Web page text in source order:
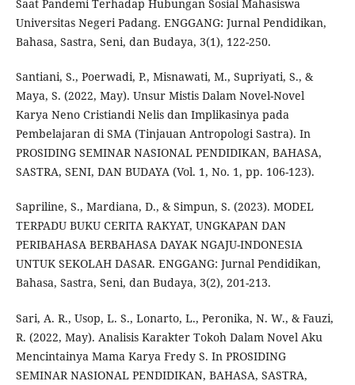
Saat Pandemi Terhadap Hubungan Sosial Mahasiswa
Universitas Negeri Padang. ENGGANG: Jurnal Pendidikan,
Bahasa, Sastra, Seni, dan Budaya, 3(1), 122-250.
Santiani, S., Poerwadi, P., Misnawati, M., Supriyati, S., &
Maya, S. (2022, May). Unsur Mistis Dalam Novel-Novel
Karya Neno Cristiandi Nelis dan Implikasinya pada
Pembelajaran di SMA (Tinjauan Antropologi Sastra). In
PROSIDING SEMINAR NASIONAL PENDIDIKAN, BAHASA,
SASTRA, SENI, DAN BUDAYA (Vol. 1, No. 1, pp. 106-123).
Sapriline, S., Mardiana, D., & Simpun, S. (2023). MODEL
TERPADU BUKU CERITA RAKYAT, UNGKAPAN DAN
PERIBAHASA BERBAHASA DAYAK NGAJU-INDONESIA
UNTUK SEKOLAH DASAR. ENGGANG: Jurnal Pendidikan,
Bahasa, Sastra, Seni, dan Budaya, 3(2), 201-213.
Sari, A. R., Usop, L. S., Lonarto, L., Peronika, N. W., & Fauzi,
R. (2022, May). Analisis Karakter Tokoh Dalam Novel Aku
Mencintainya Mama Karya Fredy S. In PROSIDING
SEMINAR NASIONAL PENDIDIKAN, BAHASA, SASTRA,